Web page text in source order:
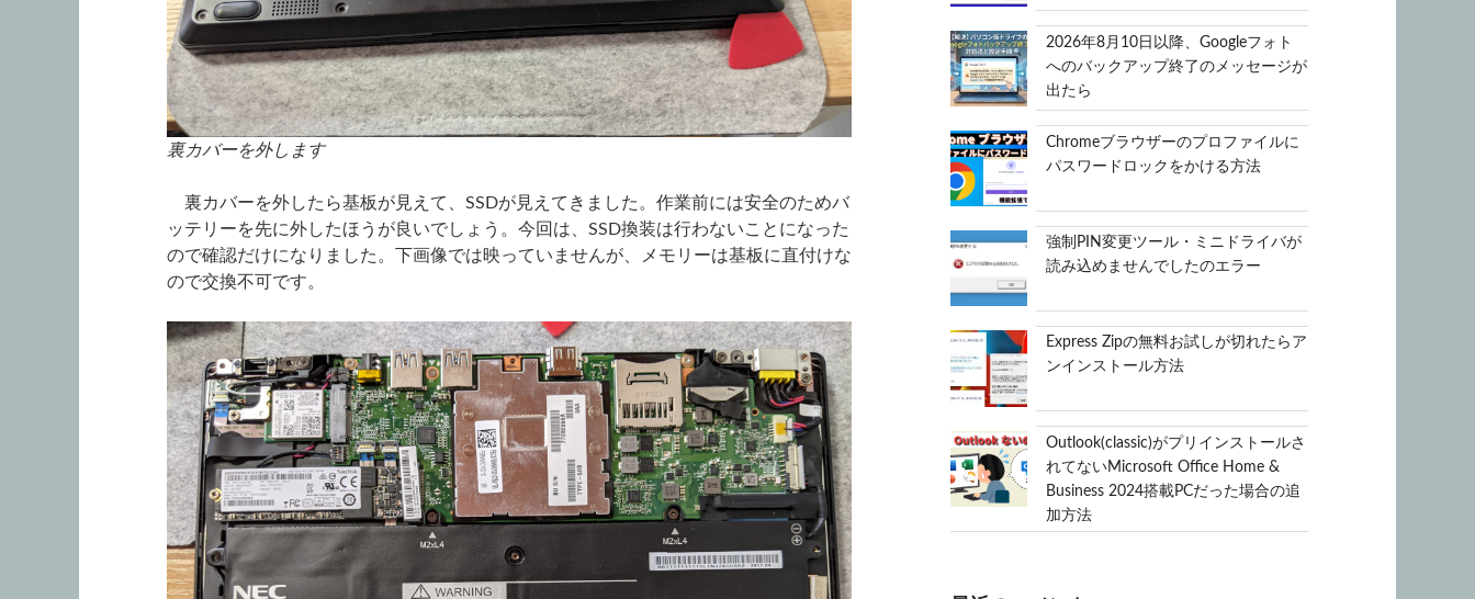
裏カバーを外します
裏カバーを外したら基板が見えて、SSDが見えてきました。作業前には安全のためバ
ッテリーを先に外したほうが良いでしょう。今回は、SSD換装は行わないことになった
ので確認だけになりました。下画像では映っていませんが、メモリーは基板に直付けな
ので交換不可です。
2026年8月10日以降、Googleフォト
へのバックアップ終了のメッセージが
出たら
Chromeブラウザーのプロファイルに
パスワードロックをかける方法
強制PIN変更ツール・ミニドライバが
読み込めませんでしたのエラー
Express Zipの無料お試しが切れたらア
ンインストール方法
Outlook(classic)がプリインストールさ
れてないMicrosoft Office Home &
Business 2024搭載PCだった場合の追
加方法